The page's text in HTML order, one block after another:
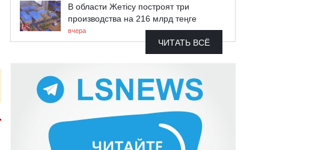
В области Жетісу построят три
производства на 216 млрд теңге
вчера
ЧИТАТЬ ВСЁ